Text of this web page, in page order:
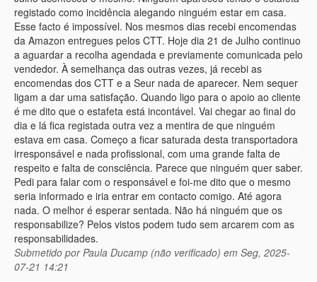
registado como incidência alegando ninguém estar em casa.
Esse facto é impossível. Nos mesmos dias recebi encomendas
da Amazon entregues pelos CTT. Hoje dia 21 de Julho continuo
a aguardar a recolha agendada e previamente comunicada pelo
vendedor. À semelhança das outras vezes, já recebi as
encomendas dos CTT e a Seur nada de aparecer. Nem sequer
ligam a dar uma satisfação. Quando ligo para o apoio ao cliente
é me dito que o estafeta está incontável. Vai chegar ao final do
dia e lá fica registada outra vez a mentira de que ninguém
estava em casa. Começo a ficar saturada desta transportadora
irresponsável e nada profissional, com uma grande falta de
respeito e falta de consciência. Parece que ninguém quer saber.
Pedi para falar com o responsável e foi-me dito que o mesmo
seria informado e iria entrar em contacto comigo. Até agora
nada. O melhor é esperar sentada. Não há ninguém que os
responsabilize? Pelos vistos podem tudo sem arcarem com as
responsabilidades.
Submetido por Paula Ducamp (não verificado) em Seg, 2025-
07-21 14:21